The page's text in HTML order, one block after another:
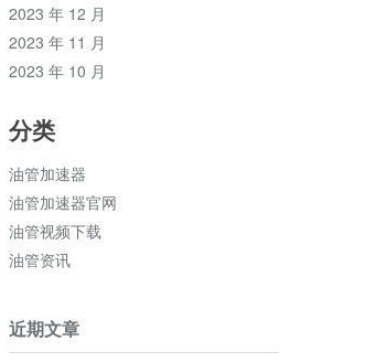
2023 年 12 月
2023 年 11 月
2023 年 10 月
分类
油管加速器
油管加速器官网
油管视频下载
油管资讯
近期文章